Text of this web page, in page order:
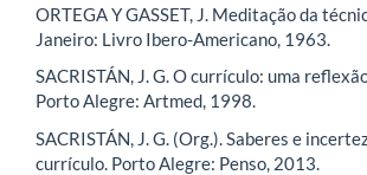
ORTEGA Y GASSET, J. Meditação da
Janeiro: Livro Ibero-Americano, 1963.
SACRISTÁN, J. G. O currículo: uma
Porto Alegre: Artmed, 1998.
SACRISTÁN, J. G. (Org.). Saberes e
currículo. Porto Alegre: Penso, 2013.